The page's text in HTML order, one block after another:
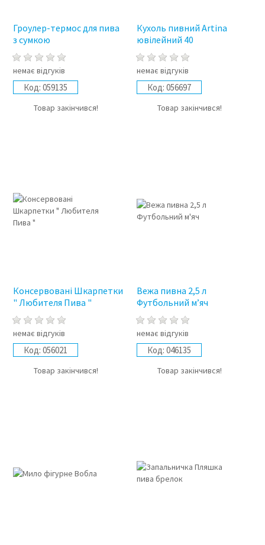
Гроулер-термос для пива
з сумкою
немає відгуків
Код: 059135
Товар закінчився!
Кухоль пивний Artina
ювілейний 40
немає відгуків
Код: 056697
Товар закінчився!
Консервовані Шкарпетки
" Любителя Пива "
немає відгуків
Код: 056021
Товар закінчився!
Вежа пивна 2,5 л
Футбольний м’яч
немає відгуків
Код: 046135
Товар закінчився!